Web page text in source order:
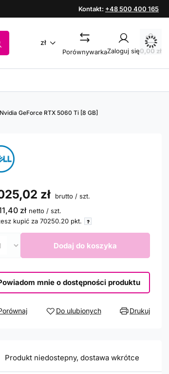
Kontakt: +48 500 400 165
zł
PorównywarkaZaloguj się0,00 zł
GeForce RTX 5060 Ti [8 GB]
zł brutto / szt.
zł netto / szt.
kupić za 70250.20 pkt.
Dodaj do koszyka
mnie o dostępności produktu
Do ulubionych Drukuj
Produkt niedostepny, dostawa wkrótce